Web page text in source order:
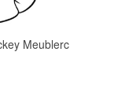
Meublerc